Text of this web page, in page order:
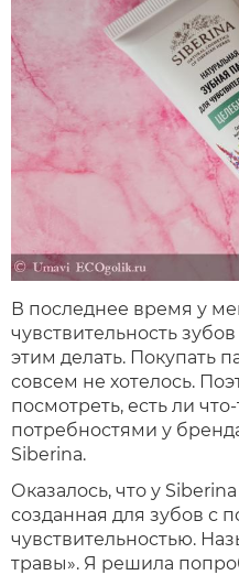
В последнее время у
чувствительность
этим делать. Покупать
совсем не хотелось.
посмотреть, есть ли
потребностями у
Siberina.
Оказалось, что у
созданная для зубов с
чувствительностью.
травы». Я решила